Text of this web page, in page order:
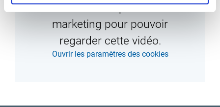
Vous devez accepter le cookie
marketing pour pouvoir
regarder cette vidéo.
Ouvrir les paramètres des cookies